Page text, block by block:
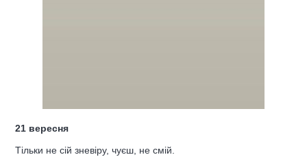
21 вересня
Тільки не сій зневіру, чуєш, не смій.